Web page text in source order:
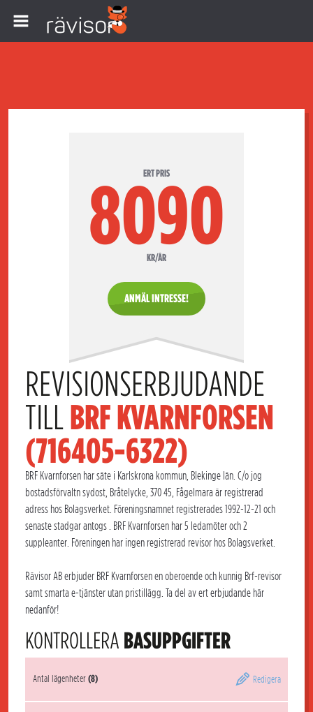
ERT PRIS
8090
KR/ÅR
ANMÄL INTRESSE!
REVISIONSERBJUDANDE
TILL BRF KVARNFORSEN
(716405-6322)
BRF Kvarnforsen har säte i Karlskrona kommun, Blekinge län. C/o jog
bostadsförvaltn sydost, Bråtelycke, 370 45, Fågelmara är registrerad
adress hos Bolagsverket. Föreningsnamnet registrerades 1992-12-21 och
senaste stadgar antogs . BRF Kvarnforsen har 5 ledamöter och 2
suppleanter. Föreningen har ingen registrerad revisor hos Bolagsverket.
Rävisor AB erbjuder BRF Kvarnforsen en oberoende och kunnig Brf-revisor
samt smarta e-tjänster utan pristillägg. Ta del av ert erbjudande här
nedanför!
KONTROLLERA BASUPPGIFTER
Antal lägenheter(8) Redigera